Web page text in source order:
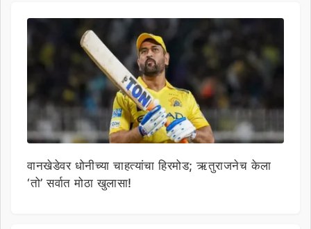
वानखेडेवर धोनीच्या चाहत्यांचा हिरमोड; ऋतुराजनेच केला
‘तो’ सर्वात मोठा खुलासा!